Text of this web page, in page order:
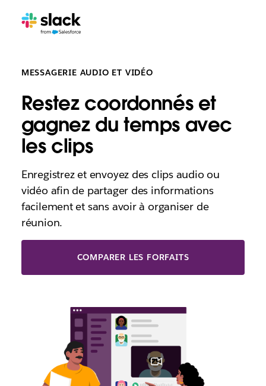
MESSAGERIE AUDIO ET VIDÉO
Restez coordonnés et
gagnez du temps avec
les clips
Enregistrez et envoyez des clips audio ou
vidéo afin de partager des informations
facilement et sans avoir à organiser de
réunion.
COMPARER LES FORFAITS